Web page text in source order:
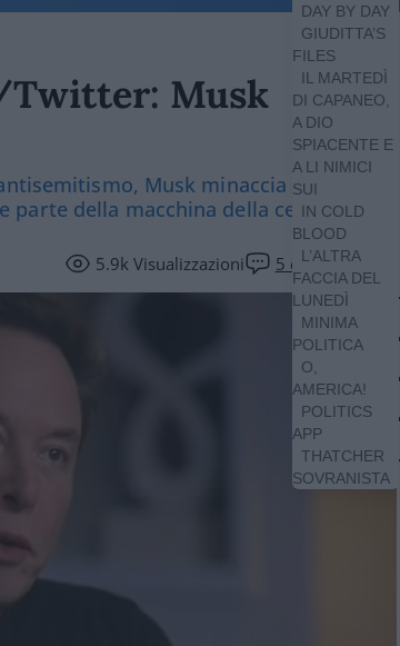
DAY BY DAY
GIUDITTA’S
FILES
IL MARTEDÌ
DI CAPANEO,
A DIO
SPIACENTE E
A LI NIMICI
SUI
IN COLD
BLOOD
L’ALTRA
FACCIA DEL
LUNEDÌ
MINIMA
POLITICA
O,
AMERICA!
POLITICS
APP
THATCHER
SOVRANISTA
Twitter: Musk
Musk minaccia di
parte della macchina della censura
5.9k Visualizzazioni 5 commenti